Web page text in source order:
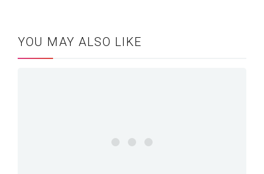
YOU MAY ALSO LIKE